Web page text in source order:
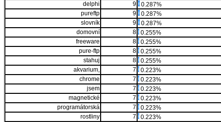
delphi
9
0.287%
pureftp
9
0.287%
slovník
9
0.287%
domovní
8
0.255%
freeware
8
0.255%
pure-ftp
8
0.255%
stahuj
8
0.255%
akvarium,
7
0.223%
chrome
7
0.223%
jsem
7
0.223%
magnetické
7
0.223%
programátorská
7
0.223%
rostliny
7
0.223%